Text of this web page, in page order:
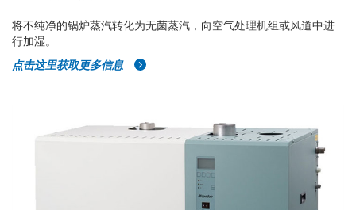
将不纯净的锅炉蒸汽转化为无菌蒸汽，向空气处理机组或风道中进
行加湿。
点击这里获取更多信息